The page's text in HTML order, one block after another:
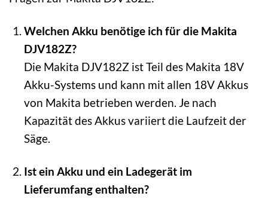
Welchen Akku benötige ich für die Makita
DJV182Z?
Die Makita DJV182Z ist Teil des Makita 18V
Akku-Systems und kann mit allen 18V Akkus
von Makita betrieben werden. Je nach
Kapazität des Akkus variiert die Laufzeit der
Säge.
Ist ein Akku und ein Ladegerät im
Lieferumfang enthalten?